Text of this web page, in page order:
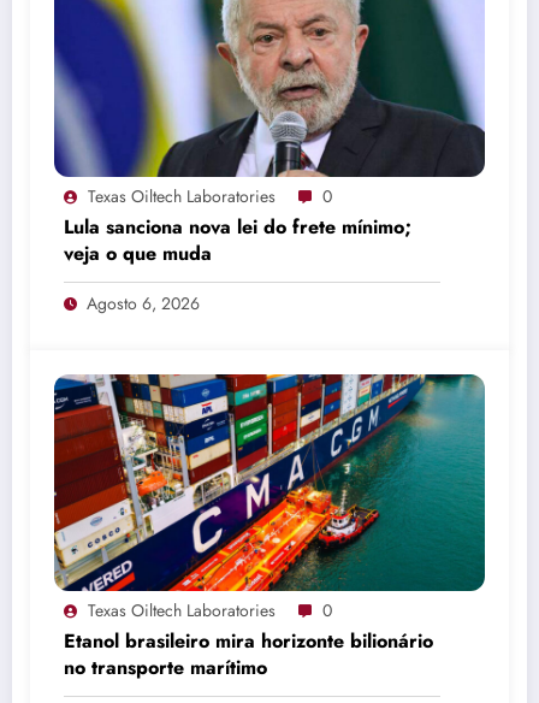
Texas Oiltech Laboratories 0
Lula sanciona nova lei do frete mínimo;
veja o que muda
Agosto 6, 2026
Texas Oiltech Laboratories 0
Etanol brasileiro mira horizonte bilionário
no transporte marítimo